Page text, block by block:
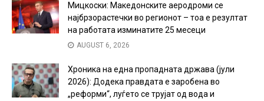
Мицкоски: Македонските аеродроми се
најбрзорастечки во регионот – тоа е резултат
на работата изминатите 25 месеци
AUGUST 6, 2026
Хроника на една пропадната држава (јули
2026): Додека правдата е заробена во
„реформи“, луѓето се трујат од вода и